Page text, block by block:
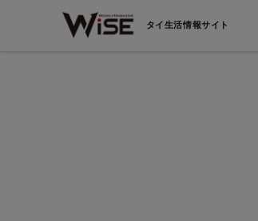
タイ生活情報サイト